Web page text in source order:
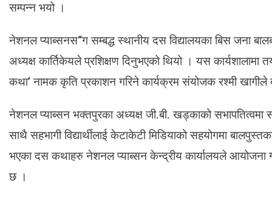
ल
था
ले
का
र्य
सम्पन्न भयो ।
नेशनल प्याब्सनस“ग सम्बद्ध स्थानीय दस विद्यालयका बिस जना
अध्यक्ष कार्तिकेयले प्रशिक्षण दिनुभएको थियो । यस कार्यशालामा
कथा’ नामक कृति प्रकाशन गरिने कार्यक्रम संयोजक रश्मी
नेशनल प्याब्सन भक्तपुरका अध्यक्ष जी.बी. खड्काको सभापतित्वमा
साथै सहभागी विद्यार्थीलाई केटाकेटी मिडियाको सहयोगमा
भएका दस कथाहरु नेशनल प्याब्सन केन्द्रीय कार्यालयले आयोजना
छ ।